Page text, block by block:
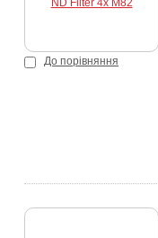
До порівняння